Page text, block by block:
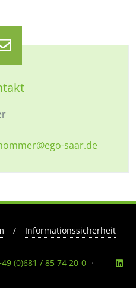
saar.de
/ Informationssicherheit
(0)681 / 85 74 20-0 ·